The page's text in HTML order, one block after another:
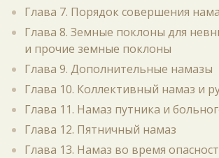
Глава 7. Порядок совершения
Глава 8. Земные поклоны для
и прочие земные поклоны
Глава 9. Дополнительные намазы
Глава 10. Коллективный намаз и
Глава 11. Намаз путника и
Глава 12. Пятничный намаз
Глава 13. Намаз во время